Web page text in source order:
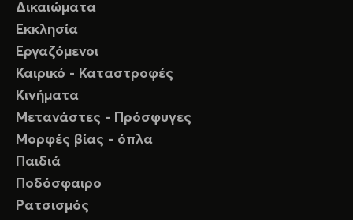
Δικαιώματα
Εκκλησία
Εργαζόμενοι
Καιρικό - Καταστροφές
Κινήματα
Μετανάστες - Πρόσφυγες
Μορφές βίας - όπλα
Παιδιά
Ποδόσφαιρο
Ρατσισμός